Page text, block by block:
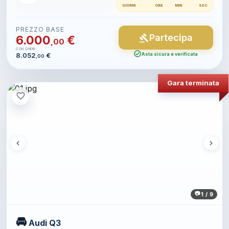
GIORNI ORE MIN SEC
PREZZO BASE
6.000,00 €
CON ONERI:
8.052 ,00 €
gavel Partecipa
check_circleAsta sicura e verificata
1 / 9
Gara terminata
favorite_border
🚘 Audi Q3